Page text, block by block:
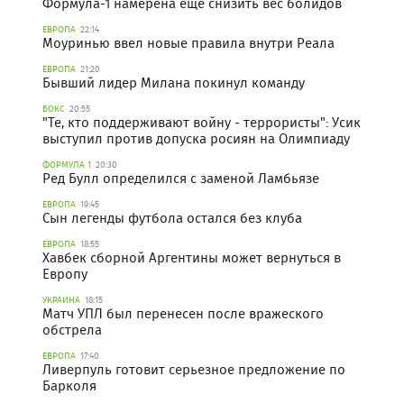
ЕВРОПА 22:14
Моуринью ввел новые правила внутри Реала
ЕВРОПА 21:20
Бывший лидер Милана покинул команду
БОКС 20:55
"Те, кто поддерживают войну - террористы": Усик
выступил против допуска росиян на Олимпиаду
ФОРМУЛА 1 20:30
Ред Булл определился с заменой Ламбьязе
ЕВРОПА 19:45
Сын легенды футбола остался без клуба
ЕВРОПА 18:55
Хавбек сборной Аргентины может вернуться в
Европу
УКРАИНА 18:15
Матч УПЛ был перенесен после вражеского
обстрела
ЕВРОПА 17:40
Ливерпуль готовит серьезное предложение по
Барколя